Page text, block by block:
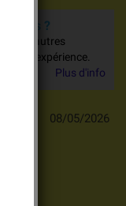
?
d'autres
votre expérience.
Plus d'info
08/05/2026